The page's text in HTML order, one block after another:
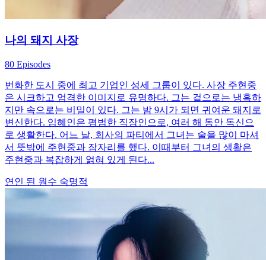
나의 돼지 사장
80 Episodes
번화한 도시 중에 최고 기업인 성세 그룹이 있다. 사장 주현중
은 시크하고 엄격한 이미지로 유명하다. 그는 겉으로는 냉혹하
지만 속으로는 비밀이 있다. 그는 밤 9시가 되면 귀여운 돼지로
변신한다. 임혜인은 평범한 직장인으로, 여러 해 동안 독신으
로 생활한다. 어느 날, 회사의 파티에서 그녀는 술을 많이 마셔
서 뜻밖에 주현중과 잠자리를 했다. 이때부터 그녀의 생활은
주현중과 복잡하게 얽혀 있게 된다...
연인 된 원수 숙명적